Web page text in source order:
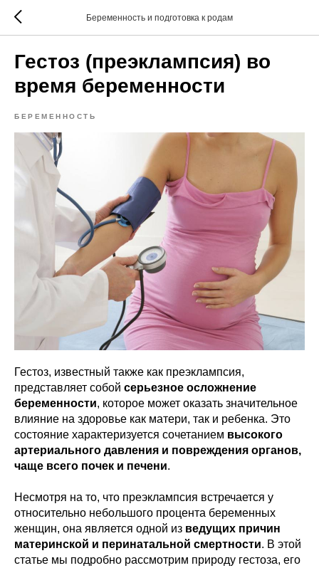
Беременность и подготовка к родам
Гестоз (преэклампсия) во
время беременности
БЕРЕМЕННОСТЬ
Гестоз, известный также как преэклампсия,
представляет собой серьезное осложнение
беременности, которое может оказать значительное
влияние на здоровье как матери, так и ребенка. Это
состояние характеризуется сочетанием высокого
артериального давления и повреждения органов,
чаще всего почек и печени.
Несмотря на то, что преэклампсия встречается у
относительно небольшого процента беременных
женщин, она является одной из ведущих причин
материнской и перинатальной смертности. В этой
статье мы подробно рассмотрим природу гестоза, его